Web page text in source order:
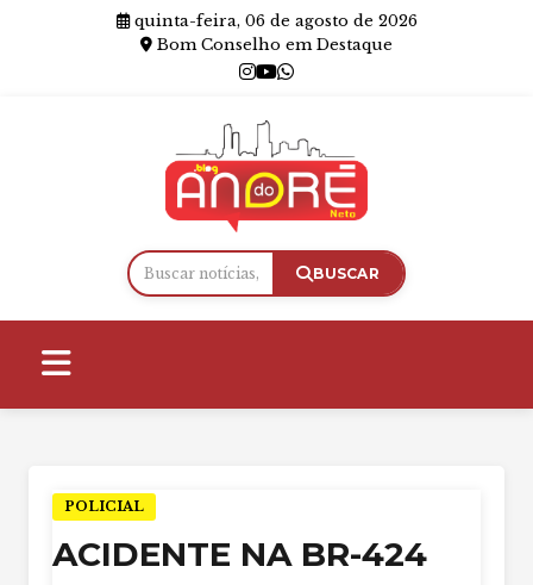
quinta-feira, 06 de agosto de 2026
Bom Conselho em Destaque
BUSCAR
POLICIAL
ACIDENTE NA BR-424